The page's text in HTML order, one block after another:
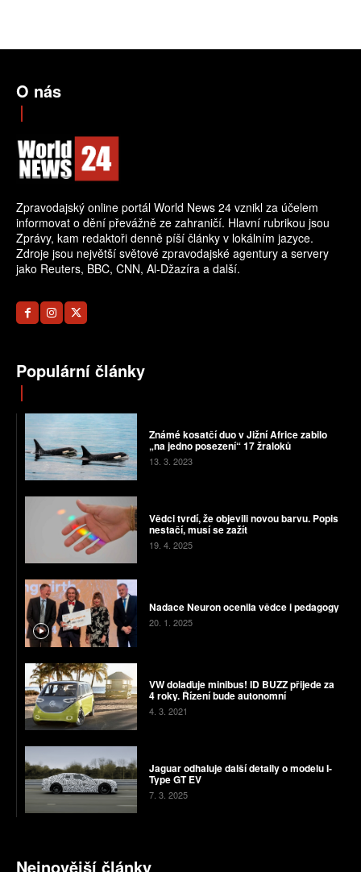
O nás
Zpravodajský online portál World News 24 vznikl za účelem
informovat o dění převážně ze zahraničí. Hlavní rubrikou jsou
Zprávy, kam redaktoři denně píší články v lokálním jazyce.
Zdroje jsou největší světové zpravodajské agentury a servery
jako Reuters, BBC, CNN, Al-Džazíra a další.
Populární články
Známé kosatčí duo v Jižní Africe zabilo
„na jedno posezení“ 17 žraloků
13. 3. 2023
Vědci tvrdí, že objevili novou barvu. Popis
nestačí, musí se zažít
19. 4. 2025
Nadace Neuron ocenila vědce i pedagogy
20. 1. 2025
VW dolaďuje minibus! ID BUZZ přijede za
4 roky. Řízení bude autonomní
4. 3. 2021
Jaguar odhaluje další detaily o modelu I-
Type GT EV
7. 3. 2025
Nejnovější články